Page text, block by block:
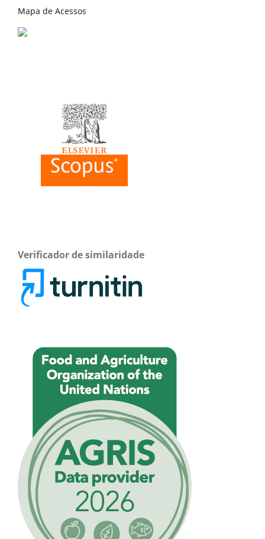
Mapa de Acessos
Verificador de similaridade